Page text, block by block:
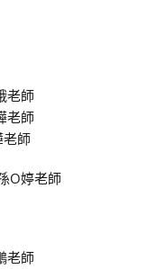
老師
老師
師
O婷老師
老師